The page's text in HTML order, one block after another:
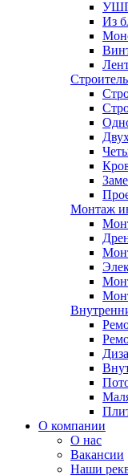
Из
Монтаж
О компании
О нас
Вакансии
Наши